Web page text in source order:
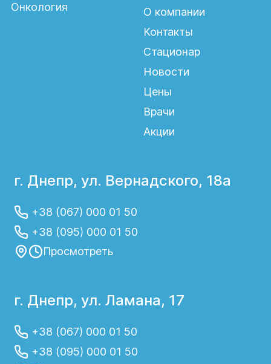
Онкология
О компании
Контакты
Стационар
Новости
Цены
Врачи
Акции
г. Днепр, ул. Вернадского, 18а
+38 (067) 000 01 50
+38 (095) 000 01 50
Просмотреть
г. Днепр, ул. Ламана, 17
+38 (067) 000 01 50
+38 (095) 000 01 50